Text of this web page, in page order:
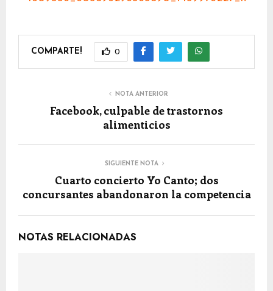
COMPARTE! 0
NOTA ANTERIOR
Facebook, culpable de trastornos
alimenticios
SIGUIENTE NOTA
Cuarto concierto Yo Canto; dos
concursantes abandonaron la competencia
NOTAS RELACIONADAS